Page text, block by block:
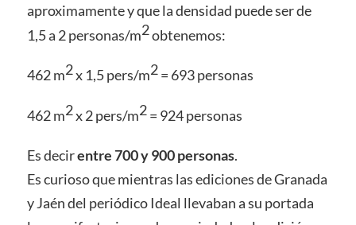
aproximamente y que la densidad puede ser de
1,5 a 2 personas/m2obtenemos:
462 m2x 1,5 pers/m2= 693 personas
462 m2x 2 pers/m2= 924 personas
Es decirentre 700 y 900 personas.
Es curioso que mientras las ediciones de Granada
y Jaén del periódico Ideal llevaban a su portada